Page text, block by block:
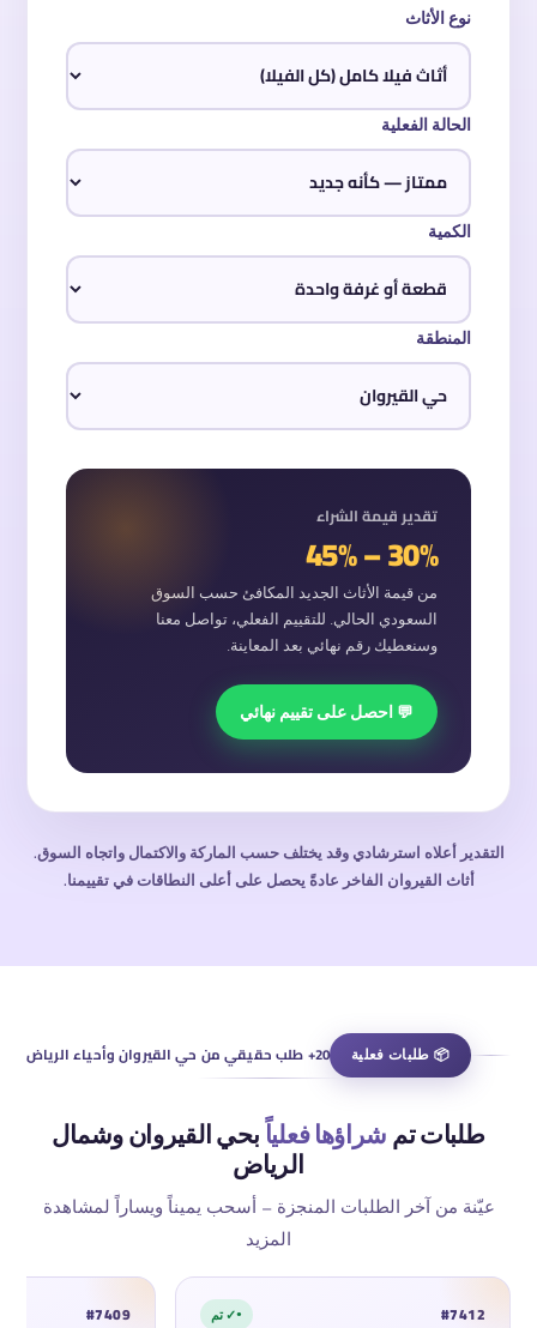
نوع الأثاث
الحالة الفعلية
الكمية
المنطقة
تقدير قيمة الشراء
30% – 45%
من قيمة الأثاث الجديد المكافئ حسب السوق
السعودي الحالي. للتقييم الفعلي، تواصل معنا
وسنعطيك رقم نهائي بعد المعاينة.
💬 احصل على تقييم نهائي
التقدير أعلاه استرشادي وقد يختلف حسب الماركة والاكتمال واتجاه السوق.
أثاث القيروان الفاخر عادةً يحصل على أعلى النطاقات في تقييمنا.
📦 طلبات فعلية 20+ طلب حقيقي من حي القيروان وأحياء الرياض
طلبات تمشراؤها فعلياًبحي القيروان وشمال
الرياض
عيّنة من آخر الطلبات المنجزة — أسحب يميناً ويساراً لمشاهدة
المزيد
#7412 ✓ تم #7409